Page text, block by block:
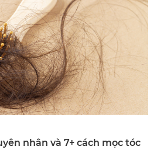
nhân và 7+ cách mọc tóc